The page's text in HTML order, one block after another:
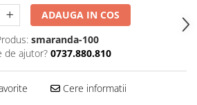
ADAUGA IN COS
smaranda-100
de ajutor? 0737.880.810
Cere informatii